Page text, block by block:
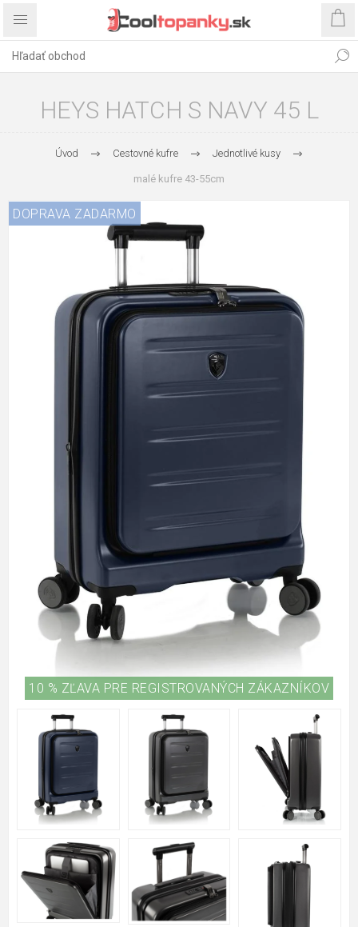
HEYS HATCH S NAVY 45 L
Úvod Cestovné kufre Jednotlivé kusy
malé kufre 43-55cm
DOPRAVA ZADARMO
10 % ZĽAVA PRE REGISTROVANÝCH ZÁKAZNÍKOV